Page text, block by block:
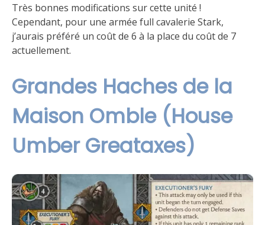
Très bonnes modifications sur cette unité !
Cependant, pour une armée full cavalerie Stark,
j’aurais préféré un coût de 6 à la place du coût de 7
actuellement.
Grandes Haches de la
Maison Omble (House
Umber Greataxes)